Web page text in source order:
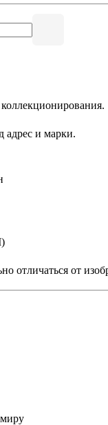
адрес и марки.
отличаться от